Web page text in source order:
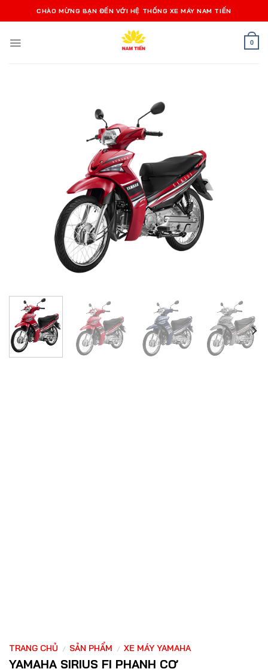
qua
dung
CHÀO MỪNG BẠN ĐẾN VỚI HỆ THỐNG XE MÁY NAM TIẾN
0
TRANG CHỦ / SẢN PHẨM / XE MÁY YAMAHA
YAMAHA SIRIUS FI PHANH CƠ